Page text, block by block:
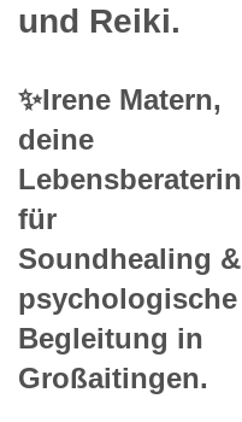
und Reiki.
✨Irene Matern,
deine
Lebensberaterin
für
Soundhealing &
psychologische
Begleitung in
Großaitingen.